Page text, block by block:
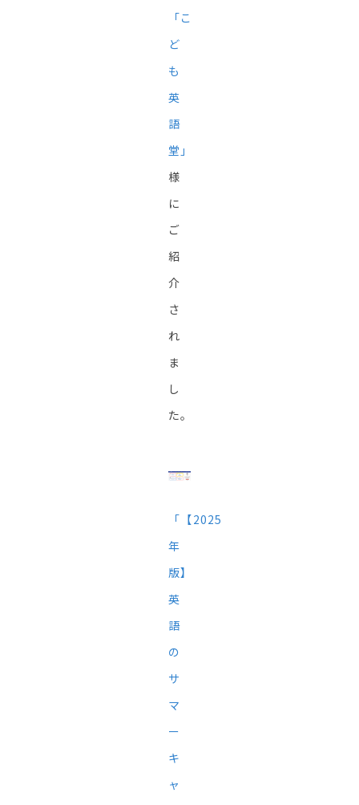
「こ
ど
も
英
語
堂」
様
に
ご
紹
介
さ
れ
ま
し
た。
「【2025
年
版】
英
語
の
サ
マ
ー
キ
ャ